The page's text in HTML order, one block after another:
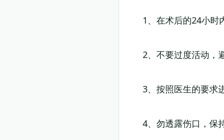
1、在术后的24小时
2、不要过度活动，
3、按照医生的要求
4、勿透露伤口，保